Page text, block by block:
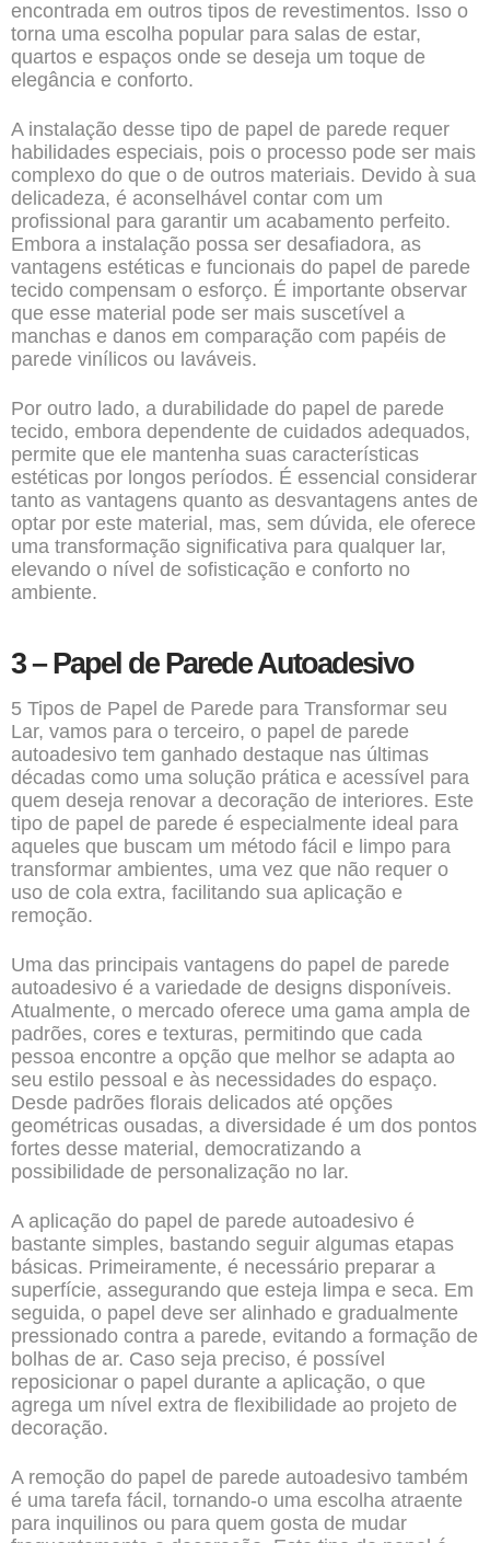
encontrada em outros tipos de revestimentos. Isso o
torna uma escolha popular para salas de estar,
quartos e espaços onde se deseja um toque de
elegância e conforto.
A instalação desse tipo de papel de parede requer
habilidades especiais, pois o processo pode ser mais
complexo do que o de outros materiais. Devido à sua
delicadeza, é aconselhável contar com um
profissional para garantir um acabamento perfeito.
Embora a instalação possa ser desafiadora, as
vantagens estéticas e funcionais do papel de parede
tecido compensam o esforço. É importante observar
que esse material pode ser mais suscetível a
manchas e danos em comparação com papéis de
parede vinílicos ou laváveis.
Por outro lado, a durabilidade do papel de parede
tecido, embora dependente de cuidados adequados,
permite que ele mantenha suas características
estéticas por longos períodos. É essencial considerar
tanto as vantagens quanto as desvantagens antes de
optar por este material, mas, sem dúvida, ele oferece
uma transformação significativa para qualquer lar,
elevando o nível de sofisticação e conforto no
ambiente.
3 – Papel de Parede Autoadesivo
5 Tipos de Papel de Parede para Transformar seu
Lar, vamos para o terceiro, o papel de parede
autoadesivo tem ganhado destaque nas últimas
décadas como uma solução prática e acessível para
quem deseja renovar a decoração de interiores. Este
tipo de papel de parede é especialmente ideal para
aqueles que buscam um método fácil e limpo para
transformar ambientes, uma vez que não requer o
uso de cola extra, facilitando sua aplicação e
remoção.
Uma das principais vantagens do papel de parede
autoadesivo é a variedade de designs disponíveis.
Atualmente, o mercado oferece uma gama ampla de
padrões, cores e texturas, permitindo que cada
pessoa encontre a opção que melhor se adapta ao
seu estilo pessoal e às necessidades do espaço.
Desde padrões florais delicados até opções
geométricas ousadas, a diversidade é um dos pontos
fortes desse material, democratizando a
possibilidade de personalização no lar.
A aplicação do papel de parede autoadesivo é
bastante simples, bastando seguir algumas etapas
básicas. Primeiramente, é necessário preparar a
superfície, assegurando que esteja limpa e seca. Em
seguida, o papel deve ser alinhado e gradualmente
pressionado contra a parede, evitando a formação de
bolhas de ar. Caso seja preciso, é possível
reposicionar o papel durante a aplicação, o que
agrega um nível extra de flexibilidade ao projeto de
decoração.
A remoção do papel de parede autoadesivo também
é uma tarefa fácil, tornando-o uma escolha atraente
para inquilinos ou para quem gosta de mudar